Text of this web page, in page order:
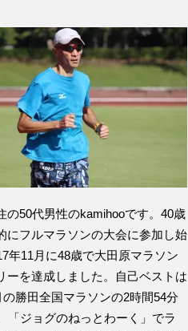
の50代男性のkamihooです。40歳
にフルマラソンの大会に参加し始
年11月に48歳で大田原マラソン
ーを達成しました。自己ベストは
の勝田全国マラソンの2時間54分
「ジョグのねっとわーく」でラ